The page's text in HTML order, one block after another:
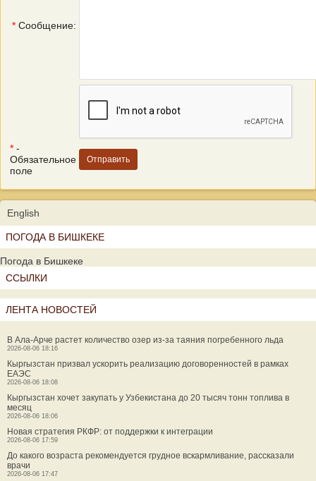
* Сообщение:
* -
Обязательное
поле
English
ПОГОДА В БИШКЕКЕ
Погода в Бишкеке
ССЫЛКИ
ЛЕНТА НОВОСТЕЙ
В Ала-Арче растет количество озер из-за таяния погребенного льда
2026-08-06 18:16
Кыргызстан призвал ускорить реализацию договоренностей в рамках
ЕАЭС
2026-08-06 18:08
Кыргызстан хочет закупать у Узбекистана до 20 тысяч тонн топлива в
месяц
2026-08-06 18:06
Новая стратегия РКФР: от поддержки к интеграции
2026-08-06 17:59
До какого возраста рекомендуется грудное вскармливание, рассказали
врачи
2026-08-06 17:47